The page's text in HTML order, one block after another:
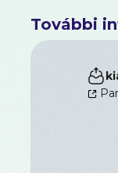
elutasítja? Egy
metal
meg fog ölni
bébiszitter
mondania a
dühös elvált
könyve mégis
félelem és az
További